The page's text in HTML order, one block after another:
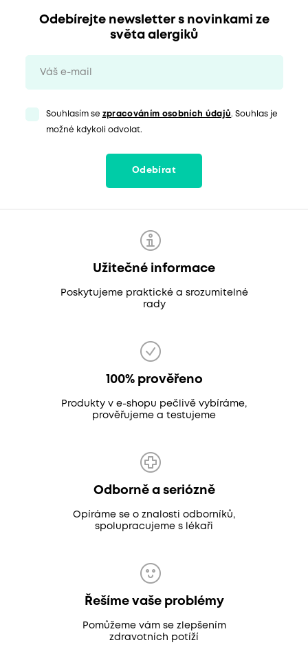
Odebírejte newsletter s novinkami ze
světa alergiků
Souhlasím se zpracováním osobních údajů. Souhlas je
možné kdykoli odvolat.
Odebírat
Užitečné informace
Poskytujeme praktické a srozumitelné
rady
100% prověřeno
Produkty v e-shopu pečlivě vybíráme,
prověřujeme a testujeme
Odborně a seriózně
Opíráme se o znalosti odborníků,
spolupracujeme s lékaři
Řešíme vaše problémy
Pomůžeme vám se zlepšením
zdravotních potíží